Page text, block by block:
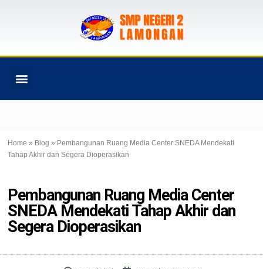
Home » Blog » Pembangunan Ruang Media Center SNEDA Mendekati
Tahap Akhir dan Segera Dioperasikan
Pembangunan Ruang Media Center
SNEDA Mendekati Tahap Akhir dan
Segera Dioperasikan